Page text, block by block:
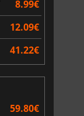
8.99€
12.09€
41.22€
59.80€